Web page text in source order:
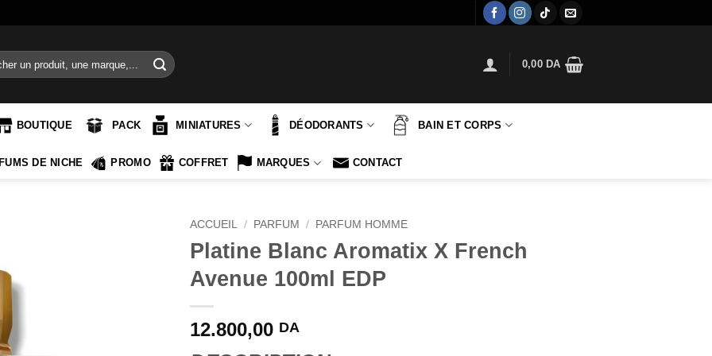
0,00 DA
BOUTIQUE PACK MINIATURES DÉODORANTS BAIN ET CORPS
DE NICHE PROMO COFFRET MARQUES CONTACT
ACCUEIL / PARFUM / PARFUM HOMME
Platine Blanc Aromatix X French
Avenue 100ml EDP
12.800,00 DA